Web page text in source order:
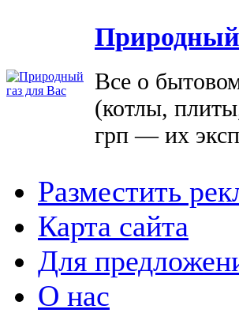
Природный
Все о
(котлы,
грп — их
Разместить
Карта сайта
Для
О нас